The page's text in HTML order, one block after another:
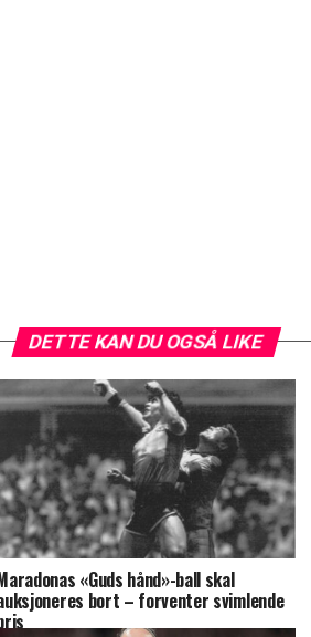
DETTE KAN DU OGSÅ LIKE
«Guds hånd»-ball skal
bort – forventer svimlende